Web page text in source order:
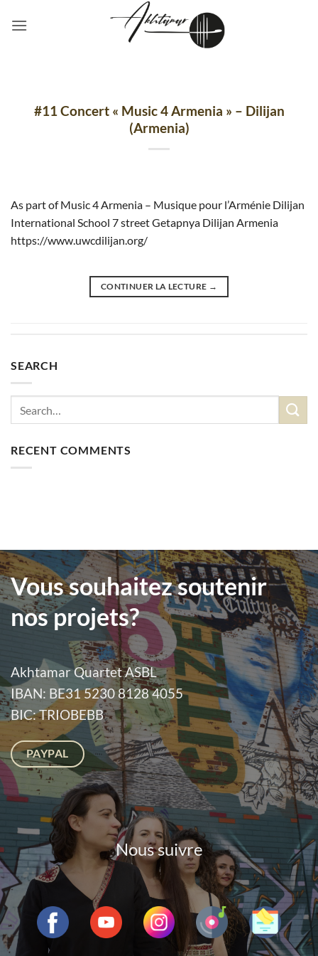
#11 Concert « Music 4 Armenia » – Dilijan
(Armenia)
As part of Music 4 Armenia – Musique pour l’Arménie Dilijan
International School 7 street Getapnya Dilijan Armenia
https://www.uwcdilijan.org/
CONTINUER LA LECTURE →
SEARCH
RECENT COMMENTS
Vous souhaitez soutenir
nos projets?
Akhtamar Quartet ASBL
IBAN: BE31 5230 8128 4055
BIC: TRIOBEBB
PAYPAL
Nous suivre